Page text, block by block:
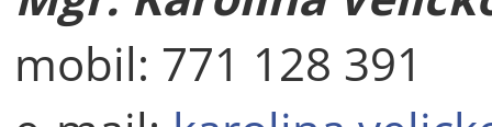
mobil: 771 128 391